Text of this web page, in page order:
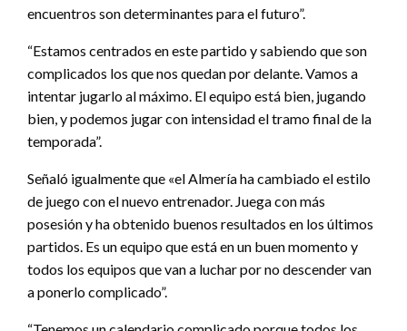
encuentros son determinantes para el futuro”.
“Estamos centrados en este partido y sabiendo que son
complicados los que nos quedan por delante. Vamos a
intentar jugarlo al máximo. El equipo está bien, jugando
bien, y podemos jugar con intensidad el tramo final de la
temporada”.
Señaló igualmente que «el Almería ha cambiado el estilo
de juego con el nuevo entrenador. Juega con más
posesión y ha obtenido buenos resultados en los últimos
partidos. Es un equipo que está en un buen momento y
todos los equipos que van a luchar por no descender van
a ponerlo complicado”.